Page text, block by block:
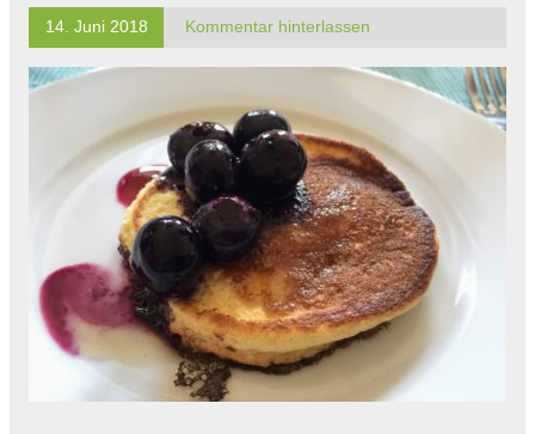
14. Juni 2018 Kommentar hinterlassen